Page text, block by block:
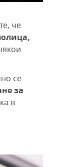
че
се
за
в